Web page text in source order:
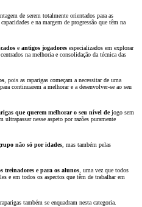
de serem totalmente orientados para as
e na margem de progressão que têm na
e antigos jogadores especializados em explorar
na melhoria e consolidação da técnica das
, pois as raparigas começam a necessitar de uma
continuarem a melhorar e a desenvolver-se ao seu
que querem melhorar o seu nível dejogo sem
ultrapassar nesse aspeto por razões puramente
não só por idades, mas também pelas
treinadores e para os alunos, uma vez que todos
e em todos os aspectos que têm de trabalhar em
também se enquadram nesta categoria.